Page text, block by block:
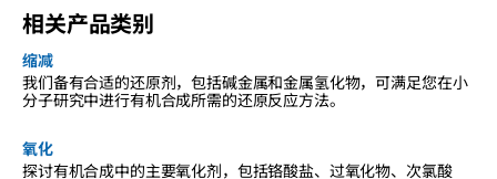
相关产品类别
缩减
我们备有合适的还原剂，包括碱金属和金属氢化物，可满足您在小
分子研究中进行有机合成所需的还原反应方法。
氧化
探讨有机合成中的主要氧化剂，包括铬酸盐、过氧化物、次氯酸